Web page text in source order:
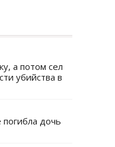
а потом сел
убийства в
дочь